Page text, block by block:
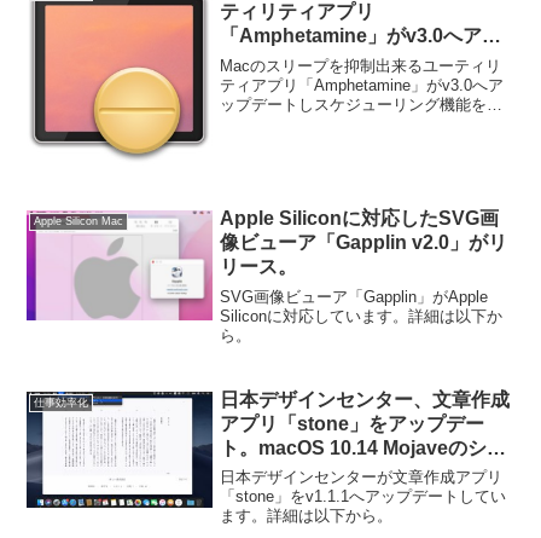
ティリティアプリ
「Amphetamine」がv3.0へアッ
プデートしスケジューリング機能
を追加。
Macのスリープを抑制出来るユーティリ
ティアプリ「Amphetamine」がv3.0へア
ップデートしスケジューリング機能を追
Apple Silicon Mac
Apple Siliconに対応したSVG画
像ビューア「Gapplin v2.0」がリ
リース。
SVG画像ビューア「Gapplin」がApple
Siliconに対応しています。詳細は以下か
ら。
仕事効率化
日本デザインセンター、文章作成
アプリ「stone」をアップデー
ト。macOS 10.14 Mojaveのシス
テム設定に沿わずにライト/ダー
クモードを選択可能に。
日本デザインセンターが文章作成アプリ
「stone」をv1.1.1へアップデートしてい
ます。詳細は以下から。